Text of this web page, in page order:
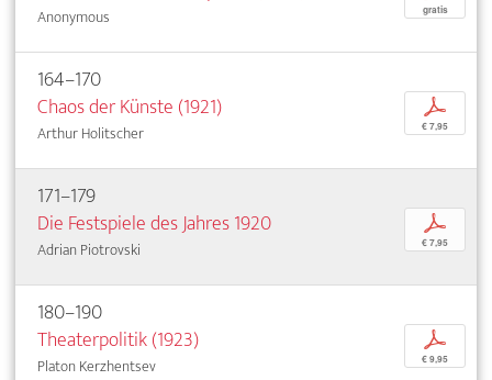
Anonymous gratis
164–170
Chaos der Künste (1921)
Arthur Holitscher
p
€ 7,95
171–179
Die Festspiele des Jahres 1920
Adrian Piotrovski
p
€ 7,95
180–190
Theaterpolitik (1923)
Platon Kerzhentsev
p
€ 9,95